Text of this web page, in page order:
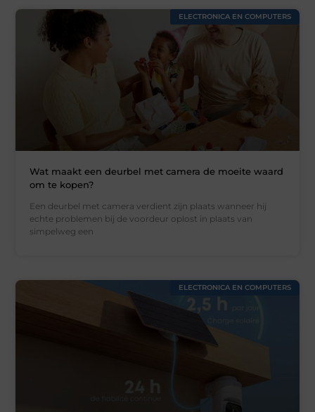
ELECTRONICA EN COMPUTERS
Wat maakt een deurbel met camera de moeite waard
om te kopen?
Een deurbel met camera verdient zijn plaats wanneer hij
echte problemen bij de voordeur oplost in plaats van
simpelweg een
ELECTRONICA EN COMPUTERS